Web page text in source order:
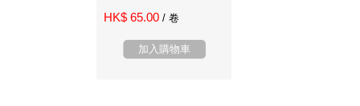
HK$ 65.00 / 卷
加入購物車